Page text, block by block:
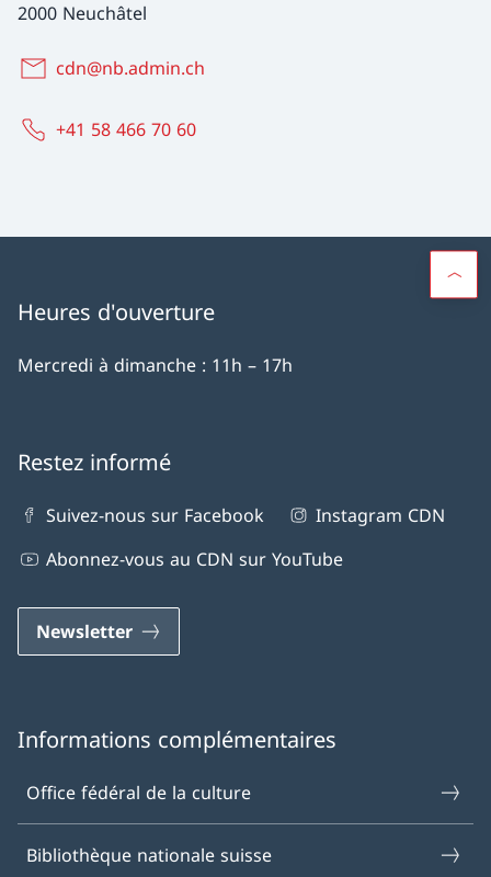
2000 Neuchâtel
cdn@nb.admin.ch
+41 58 466 70 60
Heures d'ouverture
Mercredi à dimanche : 11h – 17h
Restez informé
Suivez-nous sur Facebook
Instagram CDN
Abonnez-vous au CDN sur YouTube
Newsletter
Informations complémentaires
Office fédéral de la culture
Bibliothèque nationale suisse